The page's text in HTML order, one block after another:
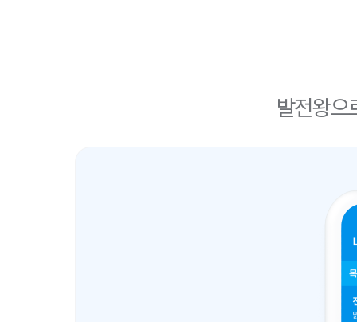
발전왕으